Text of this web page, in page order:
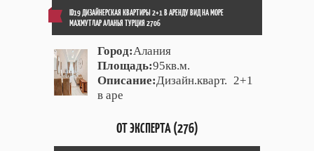
ID19 ДИЗАЙНЕРСКАЯ КВАРТИРЫ 2+1 В АРЕНДУ ВИД НА МОРЕ
МАХМУТЛАР АЛАНЬЯ ТУРЦИЯ 2706
Город:Алания
Площадь:95кв.м.
Описание:Дизайн.кварт. 2+1
в аре
ОТ ЭКСПЕРТА (276)